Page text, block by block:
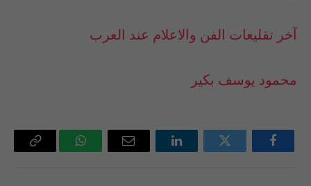
آخر تقليعات الفن والاعلام عند العرب
محمود يوسف بكير
فيسبوك تويتر لينكدإن
البريد
واتساب Copy